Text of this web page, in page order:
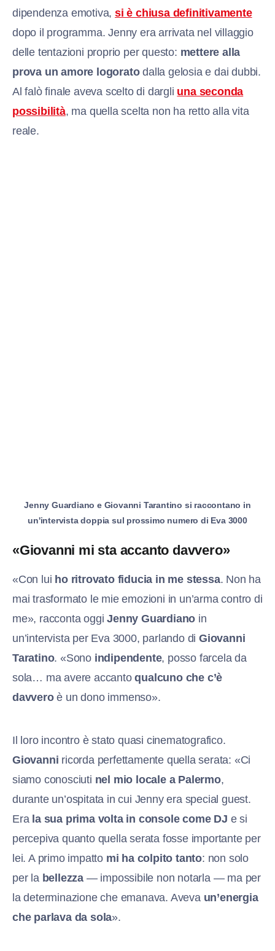
dipendenza emotiva,si è chiusa definitivamente
dopo il programma. Jenny era arrivata nel villaggio
delle tentazioni proprio per questo: mettere alla
prova un amore logoratodalla gelosia e dai dubbi.
Al falò finale aveva scelto di dargli una seconda
possibilità, ma quella scelta non ha retto alla vita
reale.
Jenny Guardiano e Giovanni Tarantino si raccontano in
un'intervista doppia sul prossimo numero di Eva 3000
«Giovanni mi sta accanto davvero»
«Con lui ho ritrovato fiducia in me stessa. Non ha
mai trasformato le mie emozioni in un’arma contro di
me», racconta oggiJenny Guardiano in
un’intervista per Eva 3000, parlando di Giovanni
Taratino. «Sono indipendente, posso farcela da
sola… ma avere accantoqualcuno che c’è
davveroè un dono immenso».
Il loro incontro è stato quasi cinematografico.
Giovanni ricorda perfettamente quella serata: «Ci
siamo conosciuti nel mio locale a Palermo,
durante un’ospitata in cui Jenny era special guest.
Era la sua prima volta in console come DJ e si
percepiva quanto quella serata fosse importante per
lei. A primo impatto mi ha colpito tanto: non solo
per la bellezza — impossibile non notarla — ma per
la determinazione che emanava. Aveva un’energia
che parlava da sola».